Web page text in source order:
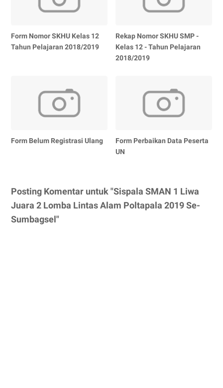
Form Nomor SKHU Kelas 12
Tahun Pelajaran 2018/2019
Rekap Nomor SKHU SMP -
Kelas 12 - Tahun Pelajaran
2018/2019
Form Belum Registrasi Ulang
Form Perbaikan Data Peserta
UN
Posting Komentar untuk "Sispala SMAN 1 Liwa
Juara 2 Lomba Lintas Alam Poltapala 2019 Se-
Sumbagsel"